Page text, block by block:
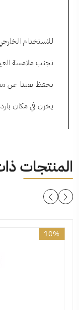
للاستخدام
تجنب ملامسة
يحفظ بعيدا عن
يخزن في مكان
المنتجات
10%